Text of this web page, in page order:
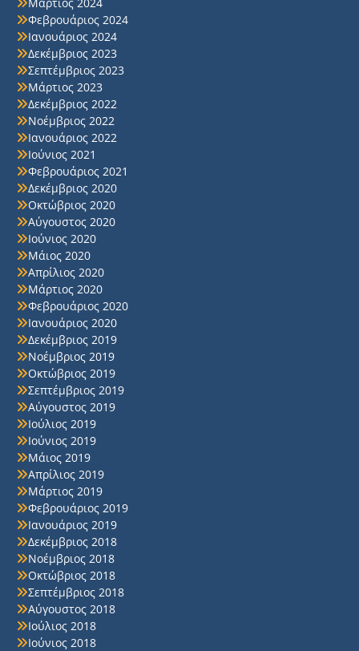
Φεβρουάριος 2024
Ιανουάριος 2024
Δεκέμβριος 2023
Σεπτέμβριος 2023
Μάρτιος 2023
Δεκέμβριος 2022
Νοέμβριος 2022
Ιανουάριος 2022
Ιούνιος 2021
Φεβρουάριος 2021
Δεκέμβριος 2020
Οκτώβριος 2020
Αύγουστος 2020
Ιούνιος 2020
Μάιος 2020
Απρίλιος 2020
Μάρτιος 2020
Φεβρουάριος 2020
Ιανουάριος 2020
Δεκέμβριος 2019
Νοέμβριος 2019
Οκτώβριος 2019
Σεπτέμβριος 2019
Αύγουστος 2019
Ιούλιος 2019
Ιούνιος 2019
Μάιος 2019
Απρίλιος 2019
Μάρτιος 2019
Φεβρουάριος 2019
Ιανουάριος 2019
Δεκέμβριος 2018
Νοέμβριος 2018
Οκτώβριος 2018
Σεπτέμβριος 2018
Αύγουστος 2018
Ιούλιος 2018
Ιούνιος 2018